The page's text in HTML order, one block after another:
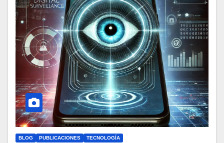
BLOG PUBLICACIONES TECNOLOGÍA